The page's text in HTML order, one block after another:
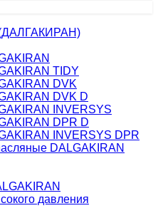
(ДАЛГАКИРАН)
TIDY
DVK
DVK D
INVERSYS
DPR D
INVERSYS DPR
DALGAKIRAN
давления